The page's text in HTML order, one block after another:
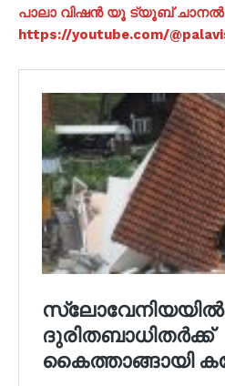
പാലാ വിഷൻ യൂ ട്യൂബ് ചാനൽ
https://youtube.com/